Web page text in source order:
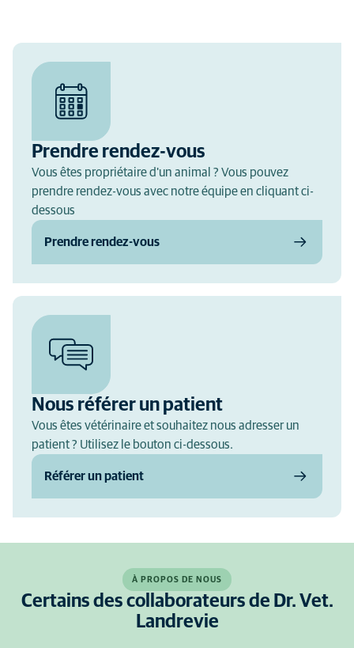
Prendre rendez-vous
Vous êtes propriétaire d'un animal ? Vous pouvez
prendre rendez-vous avec notre équipe en cliquant ci-
dessous
Prendre rendez-vous
Nous référer un patient
Vous êtes vétérinaire et souhaitez nous adresser un
patient ? Utilisez le bouton ci-dessous.
Référer un patient
À PROPOS DE NOUS
Certains des collaborateurs de Dr. Vet.
Landrevie